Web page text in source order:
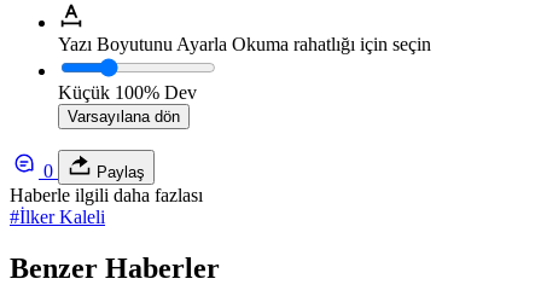
Yazı Boyutunu Ayarla Okuma rahatlığı için seçin
Küçük 100% Dev
Varsayılana dön
0 Paylaş
Haberle ilgili daha fazlası
#İlker Kaleli
Benzer Haberler